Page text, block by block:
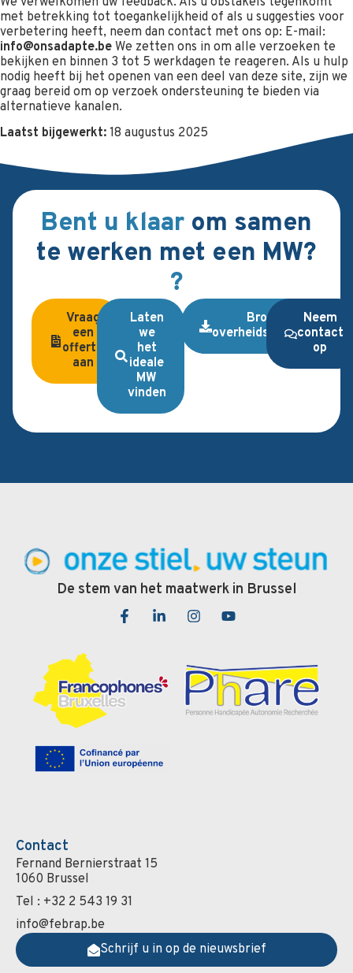
met betrekking tot toegankelijkheid of als u suggesties voor
verbetering heeft, neem dan contact met ons op: E-mail:
info@onsadapte.be We zetten ons in om alle verzoeken te
bekijken en binnen 3 tot 5 werkdagen te reageren. Als u hulp
nodig heeft bij het openen van een deel van deze site, zijn we
graag bereid om op verzoek ondersteuning te bieden via
alternatieve kanalen.
Laatst bijgewerkt: 18 augustus 2025
Bent u klaar om samen
te werken met een MW?
?
Vraag
een
offerte
aan
Laten
we
het
ideale
MW
vinden
Brochure
overheidsopdrachten
Neem
contact
op
De stem van het maatwerk in Brussel
Contact
Fernand Bernierstraat 15
1060 Brussel
Tel : +32 2 543 19 31
info@febrap.be
Schrijf u in op de nieuwsbrief